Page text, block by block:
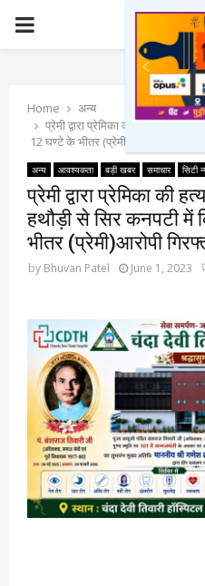
PRIMARY
Home
अन्य
प्रेमी द्वारा प्रेमिका की हत्या करने
12 घण्टे के भीतर (प्रेमी)आरोपी गिरफ्तार।
अन्य आवश्यकता बड़ी खबर समाचार सिटी
प्रेमी द्वारा प्रेमिका की
हथौड़ी से सिर कनपटी में
भीतर (प्रेमी)आरोपी
by Bhuvan Patel June 1, 2023